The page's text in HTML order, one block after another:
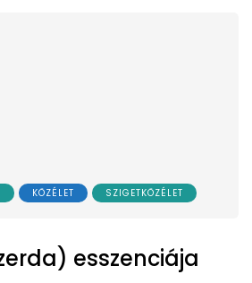
KÖZÉLET SZIGETKÖZÉLET
esszenciája